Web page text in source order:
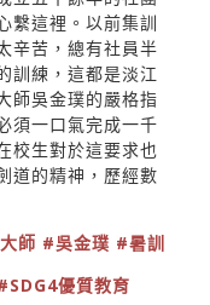
繫這裡。以前集訓
辛苦，總有社員半
訓練，這都是淡江
師吳金璞的嚴格指
須一口氣完成一千
校生對於這要求也
道的精神，歷經數
師 #吳金璞 #暑訓
優質教育